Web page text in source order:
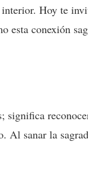
Hoy te
conexión
sanar la